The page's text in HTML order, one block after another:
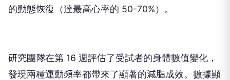
的動態恢復（達最高心率的 50-70%）。
研究團隊在第 16 週評估了受試者的身體數值變化，
發現兩種運動頻率都帶來了顯著的減脂成效。數據顯